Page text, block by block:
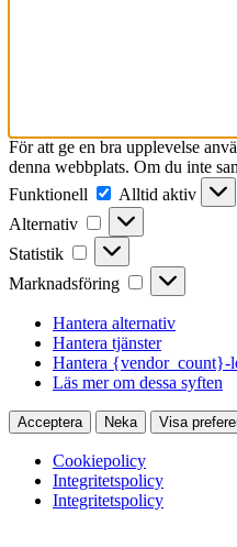
För att ge en bra upplevelse
denna webbplats. Om du inte
Funktionell
Funktionell
Alltid aktiv
Alternativ
Alternativ
Statistik Statistik
Marknadsföring
Hantera alternativ
Hantera tjänster
Hantera {vendor_count}-
Läs mer om dessa syften
Acceptera Neka Visa
Cookiepolicy
Integritetspolicy
Integritetspolicy